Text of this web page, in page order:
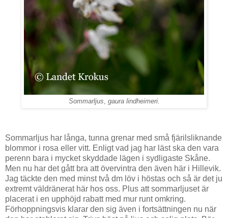
Sommarljus, gaura lindheimeri.
Sommarljus har långa, tunna grenar med små fjärilsliknande
blommor i rosa eller vitt. Enligt vad jag har läst ska den vara
perenn bara i mycket skyddade lägen i sydligaste Skåne.
Men nu har det gått bra att övervintra den även här i Hillevik.
Jag täckte den med minst två dm löv i höstas och så är det ju
extremt väldränerat här hos oss. Plus att sommarljuset är
placerat i en upphöjd rabatt med mur runtomkring.
Förhoppningsvis klarar den sig även i fortsättningen nu när